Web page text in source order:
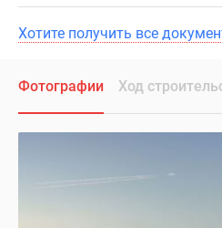
Хотите получить все
Фотографии Ход